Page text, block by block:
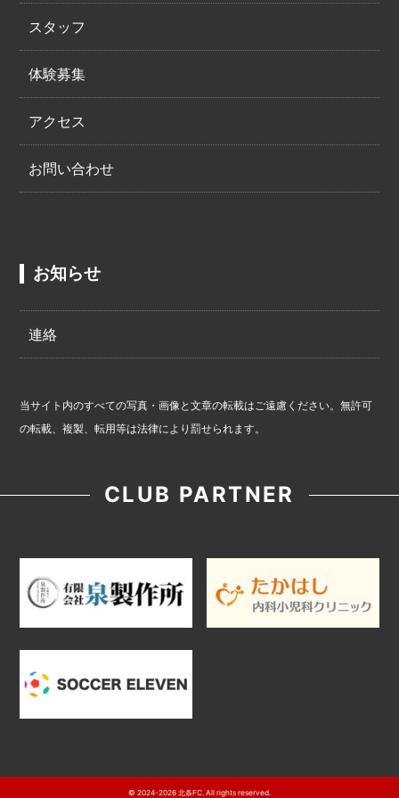
スタッフ
体験募集
アクセス
お問い合わせ
お知らせ
連絡
当サイト内のすべての写真・画像と文章の転載はご遠慮ください。無許可
の転載、複製、転用等は法律により罰せられます。
CLUB PARTNER
© 2024-2026 北条FC. All rights reserved.